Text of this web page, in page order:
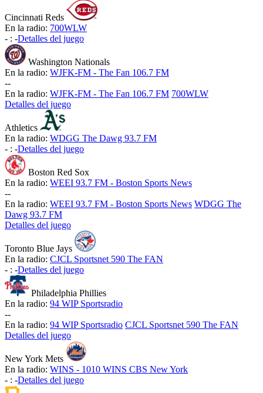
Cincinnati Reds
En la radio: 700WLW
- : -Detalles del juego
Washington Nationals
En la radio: WJFK-FM - The Fan 106.7 FM
--
En la radio: WJFK-FM - The Fan 106.7 FM 700WLW
Detalles del juego
Athletics
En la radio: WDGG The Dawg 93.7 FM
- : -Detalles del juego
Boston Red Sox
En la radio: WEEI 93.7 FM - Boston Sports News
--
En la radio: WEEI 93.7 FM - Boston Sports News WDGG The
Dawg 93.7 FM
Detalles del juego
Toronto Blue Jays
En la radio: CJCL Sportsnet 590 The FAN
- : -Detalles del juego
Philadelphia Phillies
En la radio: 94 WIP Sportsradio
--
En la radio: 94 WIP Sportsradio CJCL Sportsnet 590 The FAN
Detalles del juego
New York Mets
En la radio: WINS - 1010 WINS CBS New York
- : -Detalles del juego